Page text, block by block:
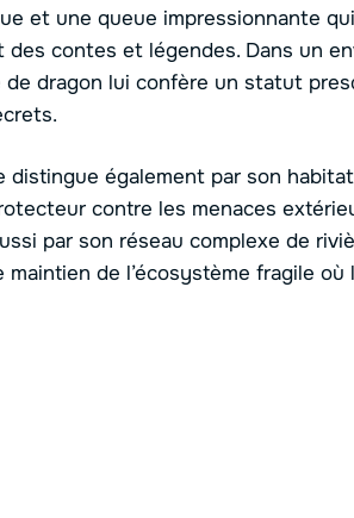
et une queue impressionnante
contes et légendes. Dans un
dragon lui confère un statut
également par son
contre les menaces
par son réseau complexe de
de l’écosystème fragile où